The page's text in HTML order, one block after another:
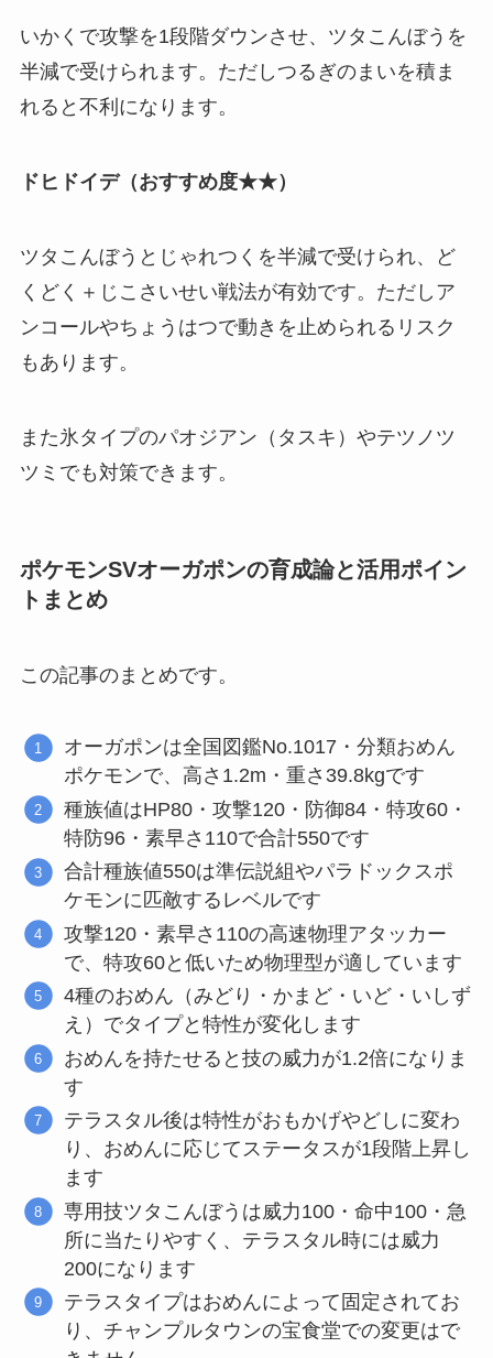
いかくで攻撃を1段階ダウンさせ、ツタこんぼうを
半減で受けられます。ただしつるぎのまいを積ま
れると不利になります。
ドヒドイデ（おすすめ度★★）
ツタこんぼうとじゃれつくを半減で受けられ、ど
くどく＋じこさいせい戦法が有効です。ただしア
ンコールやちょうはつで動きを止められるリスク
もあります。
また氷タイプのパオジアン（タスキ）やテツノツ
ツミでも対策できます。
ポケモンSVオーガポンの育成論と活用ポイン
トまとめ
この記事のまとめです。
オーガポンは全国図鑑No.1017・分類おめん
ポケモンで、高さ1.2m・重さ39.8kgです
種族値はHP80・攻撃120・防御84・特攻60・
特防96・素早さ110で合計550です
合計種族値550は準伝説組やパラドックスポ
ケモンに匹敵するレベルです
攻撃120・素早さ110の高速物理アタッカー
で、特攻60と低いため物理型が適しています
4種のおめん（みどり・かまど・いど・いしず
え）でタイプと特性が変化します
おめんを持たせると技の威力が1.2倍になりま
す
テラスタル後は特性がおもかげやどしに変わ
り、おめんに応じてステータスが1段階上昇し
ます
専用技ツタこんぼうは威力100・命中100・急
所に当たりやすく、テラスタル時には威力
200になります
テラスタイプはおめんによって固定されてお
り、チャンプルタウンの宝食堂での変更はで